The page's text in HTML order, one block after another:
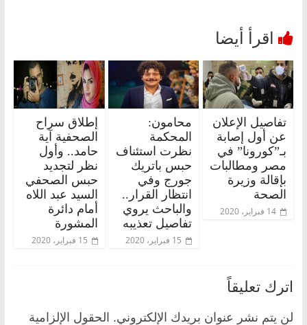
تفاصيل الإعلان
عن أول إصابة
بـ”كورونا” في
مصر ومطالبات
بإقالة وزيرة
الصحة
14 فبراير، 2020
محامون:
المحكمة
نظرت استئناف
حبس باتريك
جورج وفي
انتظار القرار..
والباحث يروي
تفاصيل تعذيبه
15 فبراير، 2020
إطلاق سراح
الصحفية آية
حامد.. وأول
نظر لتجديد
حبس الصحفي
السيد عبد اللاه
أمام دائرة
المشورة
15 فبراير، 2020
اترك تعليقاً
لن يتم نشر عنوان بريدك الإلكتروني. الحقول الإلزامية